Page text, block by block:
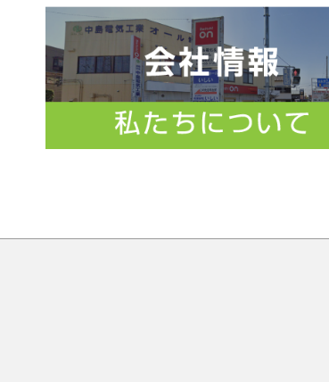
2026年4月休業日のお知らせ
【タカラスタンダード】春の大利根マルシェのお知らせ
【久喜市】住宅等防犯対策補助金のお知らせ